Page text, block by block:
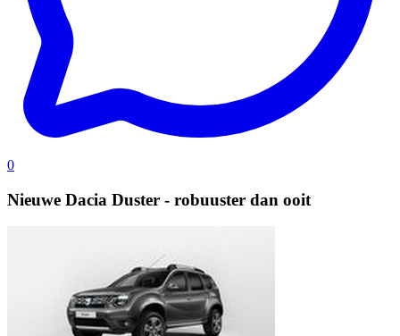
0
Nieuwe Dacia Duster - robuuster dan ooit